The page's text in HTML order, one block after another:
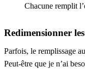
Chacune remplit
Redimensionner
Parfois, le remplissage
Peut-être que je n’ai